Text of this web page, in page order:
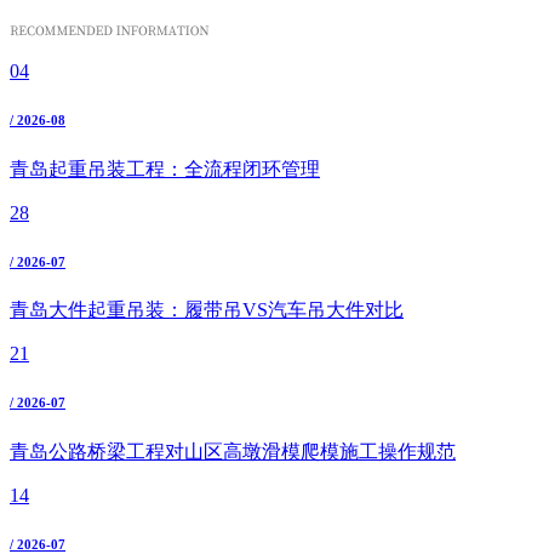
04
/ 2026-08
青岛起重吊装工程：全流程闭环管理
28
/ 2026-07
青岛大件起重吊装：履带吊VS汽车吊大件对比
21
/ 2026-07
青岛公路桥梁工程对山区高墩滑模爬模施工操作规范
14
/ 2026-07